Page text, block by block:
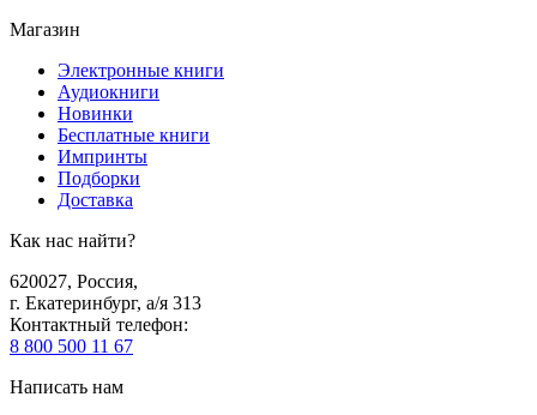
Магазин
Электронные книги
Аудиокниги
Новинки
Бесплатные книги
Импринты
Подборки
Доставка
Как нас найти?
620027, Россия,
г. Екатеринбург, а/я 313
Контактный телефон:
8 800 500 11 67
Написать нам